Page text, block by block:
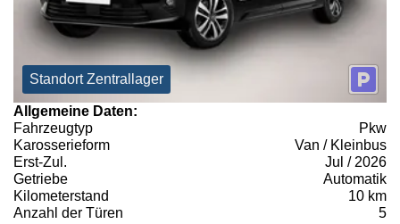
Standort Zentrallager
Allgemeine Daten:
Fahrzeugtyp
Pkw
Karosserieform
Van / Kleinbus
Erst-Zul.
Jul / 2026
Getriebe
Automatik
Kilometerstand
10 km
Anzahl der Türen
5